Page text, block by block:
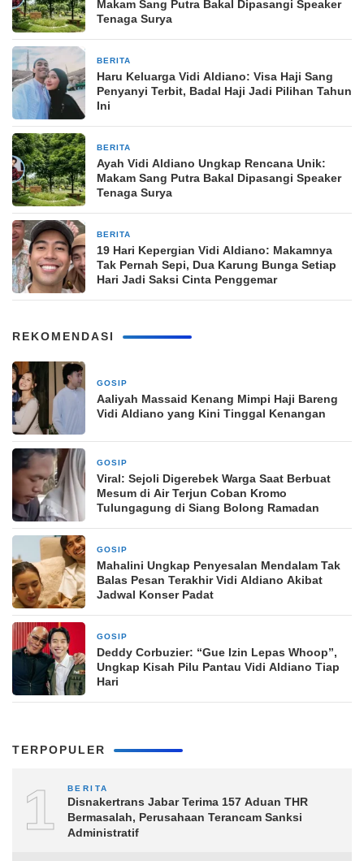
Makam Sang Putra Bakal Dipasangi Speaker
Tenaga Surya
BERITA
Haru Keluarga Vidi Aldiano: Visa Haji Sang
Penyanyi Terbit, Badal Haji Jadi Pilihan Tahun
Ini
BERITA
Ayah Vidi Aldiano Ungkap Rencana Unik:
Makam Sang Putra Bakal Dipasangi Speaker
Tenaga Surya
BERITA
19 Hari Kepergian Vidi Aldiano: Makamnya
Tak Pernah Sepi, Dua Karung Bunga Setiap
Hari Jadi Saksi Cinta Penggemar
REKOMENDASI
GOSIP
Aaliyah Massaid Kenang Mimpi Haji Bareng
Vidi Aldiano yang Kini Tinggal Kenangan
GOSIP
Viral: Sejoli Digerebek Warga Saat Berbuat
Mesum di Air Terjun Coban Kromo
Tulungagung di Siang Bolong Ramadan
GOSIP
Mahalini Ungkap Penyesalan Mendalam Tak
Balas Pesan Terakhir Vidi Aldiano Akibat
Jadwal Konser Padat
GOSIP
Deddy Corbuzier: “Gue Izin Lepas Whoop”,
Ungkap Kisah Pilu Pantau Vidi Aldiano Tiap
Hari
TERPOPULER
1 BERITA
Disnakertrans Jabar Terima 157 Aduan THR
Bermasalah, Perusahaan Terancam Sanksi
Administratif